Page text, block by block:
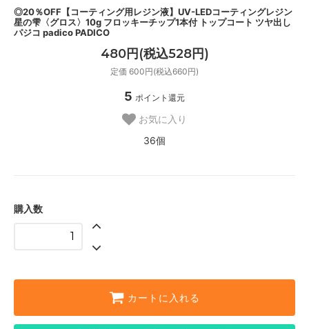
◎20％OFF【コーティング用レジン液】UV-LEDコーティングレジン
星の雫〈グロス〉10g フロッキーチップ1本付 トップコート ツヤ出し
パジコ padico PADICO
480円(税込528円)
定価 600円(税込660円)
5 ポイント還元
お気に入り
36個
購入数
カートに入れる